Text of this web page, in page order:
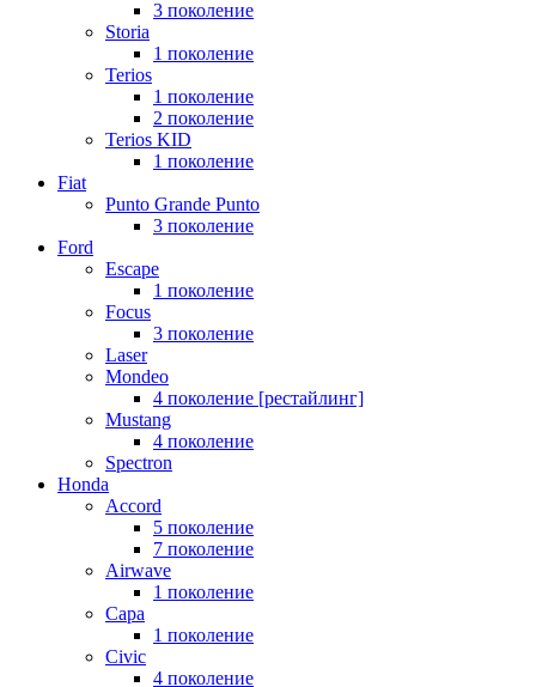
3 поколение
Storia
1 поколение
Terios
1 поколение
2 поколение
Terios KID
1 поколение
Fiat
Punto Grande Punto
3 поколение
Ford
Escape
1 поколение
Focus
3 поколение
Laser
Mondeo
4 поколение [рестайлинг]
Mustang
4 поколение
Spectron
Honda
Accord
5 поколение
7 поколение
Airwave
1 поколение
Capa
1 поколение
Civic
4 поколение